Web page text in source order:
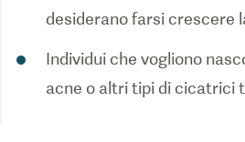
desiderano farsi crescere
Individui che vogliono
acne o altri tipi di cicatrici